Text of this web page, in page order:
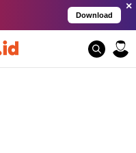
Download
×